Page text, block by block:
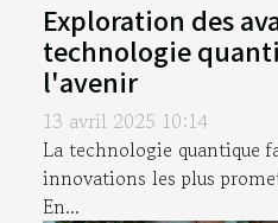
Exploration des
technologie
l'avenir
13 avril 2025 10:14
La technologie quantique
innovations les plus
En...